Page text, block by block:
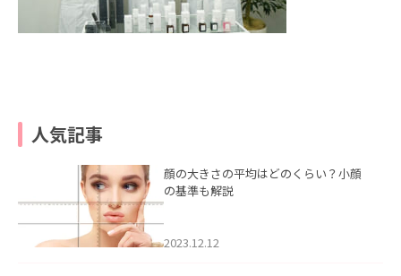
人気記事
顔の大きさの平均はどのくらい？小顔
の基準も解説
2023.12.12